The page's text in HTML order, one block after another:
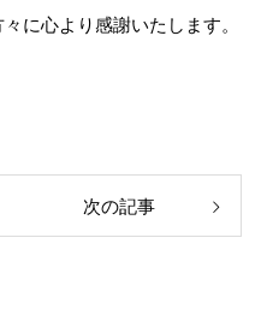
に心より感謝いたします。
次の記事